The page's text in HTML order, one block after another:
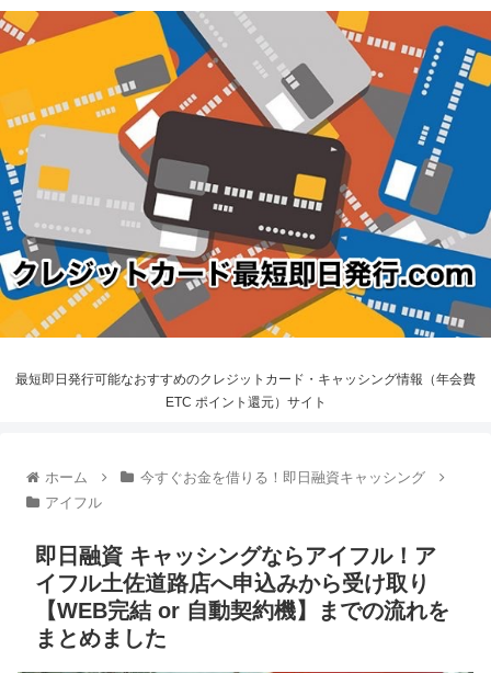
最短即日発行可能なおすすめのクレジットカード・キャッシング情報（年会費
ETC ポイント還元）サイト
ホーム
今すぐお金を借りる！即日融資キャッシング
アイフル
即日融資 キャッシングならアイフル！ア
イフル土佐道路店へ申込みから受け取り
【WEB完結 or 自動契約機】までの流れを
まとめました